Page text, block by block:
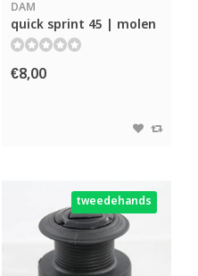
DAM
quick sprint 45 | molen
€8,00
tweedehands